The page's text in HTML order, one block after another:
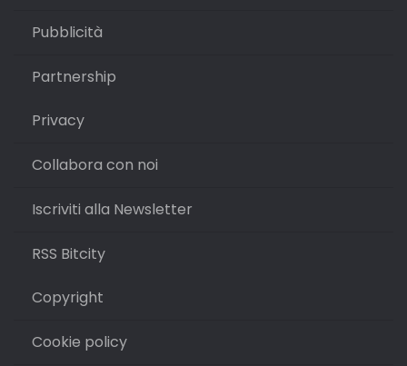
Pubblicità
Partnership
Privacy
Collabora con noi
Iscriviti alla Newsletter
RSS Bitcity
Copyright
Cookie policy